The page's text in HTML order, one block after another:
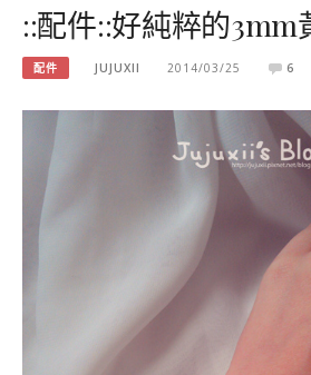
::配件::好純粹的3mm
配件 JUJUXII 2014/03/25 6